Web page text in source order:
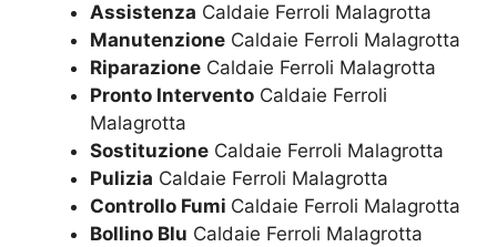
Assistenza Caldaie Ferroli Malagrotta
Manutenzione Caldaie Ferroli Malagrotta
Riparazione Caldaie Ferroli Malagrotta
Pronto Intervento Caldaie Ferroli
Malagrotta
Sostituzione Caldaie Ferroli Malagrotta
Pulizia Caldaie Ferroli Malagrotta
Controllo Fumi Caldaie Ferroli Malagrotta
Bollino Blu Caldaie Ferroli Malagrotta